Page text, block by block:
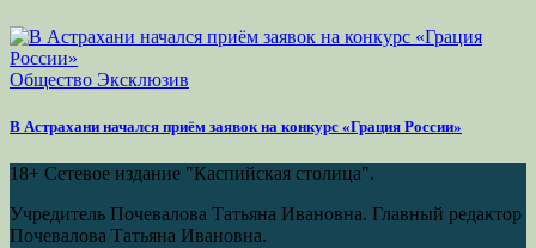
Общество Эксклюзив
В Астрахани начался приём заявок на конкурс «Грация России»
18+ Сетевое издание "Каспийская столица".
Учредитель Почевалова Татьяна Ивановна. Главный редактор
Почевалова Татьяна Ивановна.